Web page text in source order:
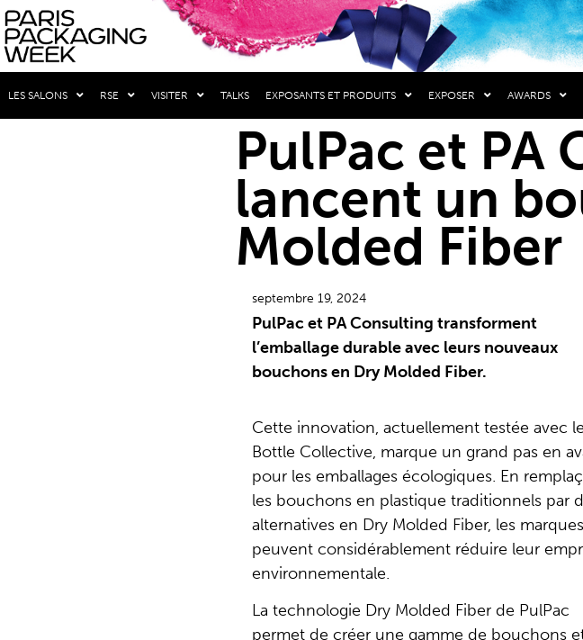
LES SALONS RSE VISITER TALKS EXPOSANTS ET PRODUITS EXPOSER AWARDS
PulPac et PA
lancent un
Molded Fiber
septembre 19, 2024
PulPac et PA Consulting transforment
l’emballage durable avec leurs nouveaux
bouchons en Dry Molded Fiber.
Cette innovation, actuellement testée avec le
Bottle Collective, marque un grand pas en
pour les emballages écologiques. En
les bouchons en plastique traditionnels par
alternatives en Dry Molded Fiber, les marques
peuvent considérablement réduire leur
environnementale.
La technologie Dry Molded Fiber de PulPac
permet de créer une gamme de bouchons